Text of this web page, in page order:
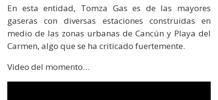
En esta entidad, Tomza Gas es de las mayores
gaseras con diversas estaciones construidas en
medio de las zonas urbanas de Cancún y Playa del
Carmen, algo que se ha criticado fuertemente.
Video del momento…